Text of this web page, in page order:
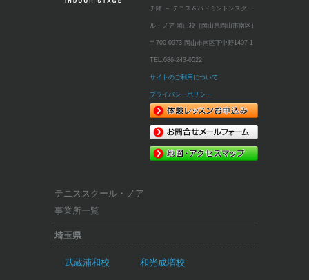
チ陣 ～ テニス＆バドミントンスクー
ル・ノア 岡山校（岡山県岡山市南区）
〒700-0973 岡山市南区下中野1407-1
TEL:086-243-6522
サイトのご利用について
プライバシーポリシー
テニススクール・ノア
事業所一覧
埼玉県
武蔵浦和校 和光成増校